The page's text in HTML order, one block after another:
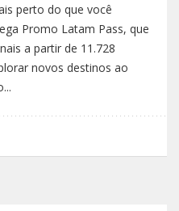
perto do que você
Promo Latam Pass, que
a partir de 11.728
novos destinos ao